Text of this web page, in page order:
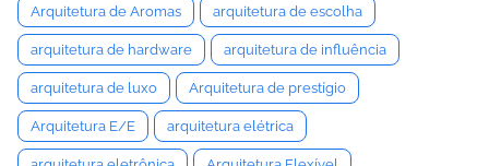
Arquitetura de Aromas arquitetura de escolha
arquitetura de hardware arquitetura de influência
arquitetura de luxo Arquitetura de prestígio
Arquitetura E/E arquitetura elétrica